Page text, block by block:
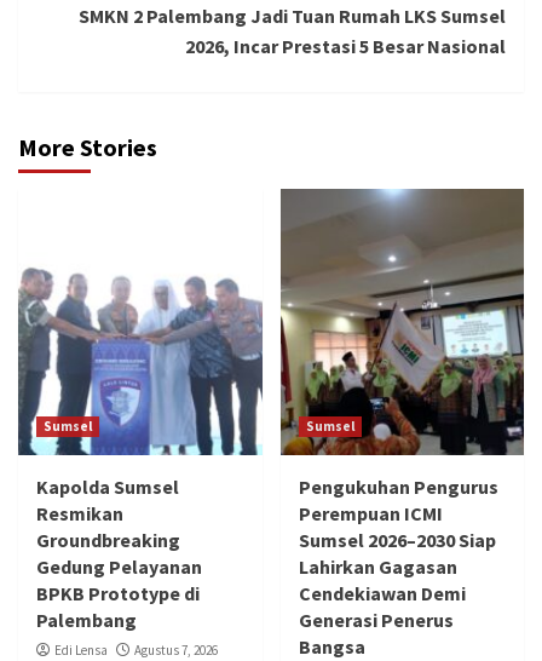
SMKN 2 Palembang Jadi Tuan Rumah LKS Sumsel
2026, Incar Prestasi 5 Besar Nasional
More Stories
Sumsel
Kapolda Sumsel
Resmikan
Groundbreaking
Gedung Pelayanan
BPKB Prototype di
Palembang
Edi Lensa Agustus 7, 2026
Sumsel
Pengukuhan Pengurus
Perempuan ICMI
Sumsel 2026–2030 Siap
Lahirkan Gagasan
Cendekiawan Demi
Generasi Penerus
Bangsa